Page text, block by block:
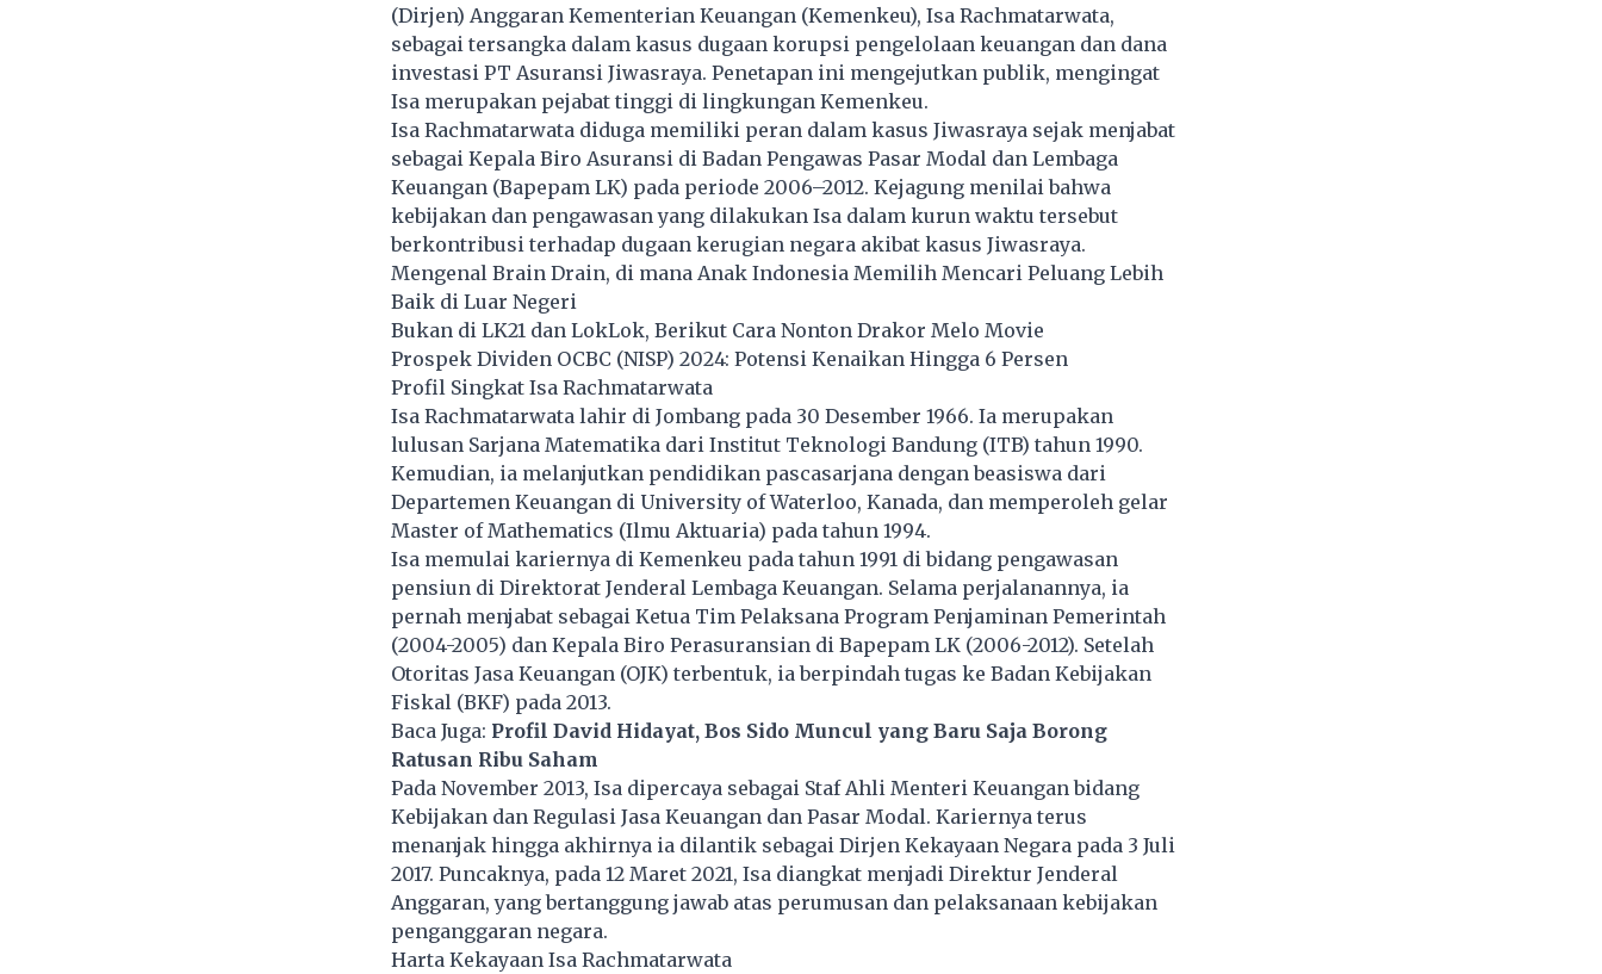
(Dirjen) Anggaran Kementerian Keuangan (Kemenkeu), Isa Rachmatarwata,
sebagai tersangka dalam kasus dugaan korupsi pengelolaan keuangan dan dana
investasi PT Asuransi Jiwasraya. Penetapan ini mengejutkan publik, mengingat
Isa merupakan pejabat tinggi di lingkungan Kemenkeu.
Isa Rachmatarwata diduga memiliki peran dalam kasus Jiwasraya sejak menjabat
sebagai Kepala Biro Asuransi di Badan Pengawas Pasar Modal dan Lembaga
Keuangan (Bapepam LK) pada periode 2006–2012. Kejagung menilai bahwa
kebijakan dan pengawasan yang dilakukan Isa dalam kurun waktu tersebut
berkontribusi terhadap dugaan kerugian negara akibat kasus Jiwasraya.
Mengenal Brain Drain, di mana Anak Indonesia Memilih Mencari Peluang Lebih
Baik di Luar Negeri
Bukan di LK21 dan LokLok, Berikut Cara Nonton Drakor Melo Movie
Prospek Dividen OCBC (NISP) 2024: Potensi Kenaikan Hingga 6 Persen
Profil Singkat Isa Rachmatarwata
Isa Rachmatarwata lahir di Jombang pada 30 Desember 1966. Ia merupakan
lulusan Sarjana Matematika dari Institut Teknologi Bandung (ITB) tahun 1990.
Kemudian, ia melanjutkan pendidikan pascasarjana dengan beasiswa dari
Departemen Keuangan di University of Waterloo, Kanada, dan memperoleh gelar
Master of Mathematics (Ilmu Aktuaria) pada tahun 1994.
Isa memulai kariernya di Kemenkeu pada tahun 1991 di bidang pengawasan
pensiun di Direktorat Jenderal Lembaga Keuangan. Selama perjalanannya, ia
pernah menjabat sebagai Ketua Tim Pelaksana Program Penjaminan Pemerintah
(2004-2005) dan Kepala Biro Perasuransian di Bapepam LK (2006-2012). Setelah
Otoritas Jasa Keuangan (OJK) terbentuk, ia berpindah tugas ke Badan Kebijakan
Fiskal (BKF) pada 2013.
Baca Juga: Profil David Hidayat, Bos Sido Muncul yang Baru Saja Borong
Ratusan Ribu Saham
Pada November 2013, Isa dipercaya sebagai Staf Ahli Menteri Keuangan bidang
Kebijakan dan Regulasi Jasa Keuangan dan Pasar Modal. Kariernya terus
menanjak hingga akhirnya ia dilantik sebagai Dirjen Kekayaan Negara pada 3 Juli
2017. Puncaknya, pada 12 Maret 2021, Isa diangkat menjadi Direktur Jenderal
Anggaran, yang bertanggung jawab atas perumusan dan pelaksanaan kebijakan
penganggaran negara.
Harta Kekayaan Isa Rachmatarwata